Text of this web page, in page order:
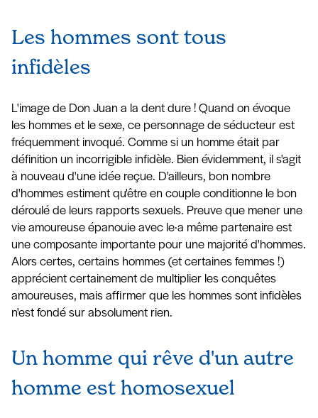
Les hommes sont tous
infidèles
L'image de Don Juan a la dent dure ! Quand on évoque
les hommes et le sexe, ce personnage de séducteur est
fréquemment invoqué. Comme si un homme était par
définition un incorrigible infidèle. Bien évidemment, il s'agit
à nouveau d'une idée reçue. D'ailleurs, bon nombre
d'hommes estiment qu'être en couple conditionne le bon
déroulé de leurs rapports sexuels. Preuve que mener une
vie amoureuse épanouie avec le·a même partenaire est
une composante importante pour une majorité d'hommes.
Alors certes, certains hommes (et certaines femmes !)
apprécient certainement de multiplier les conquêtes
amoureuses, mais affirmer que les hommes sont infidèles
n'est fondé sur absolument rien.
Un homme qui rêve d'un autre
homme est homosexuel